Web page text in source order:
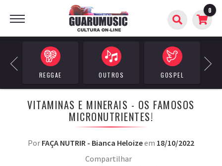
0
Previous
REGGAE OUTROS GOSPEL
Next
BUSCAR
VITAMINAS E MINERAIS - OS FAMOSOS
MICRONUTRIENTES!
Por FAÇA NUTRIR - Bianca Heloizeem 18/10/2022
Compartilhar